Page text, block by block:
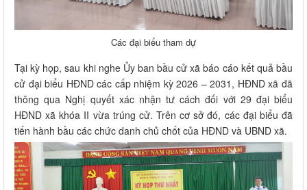
Các đại biểu tham dự
Tại kỳ họp, sau khi nghe Ủy ban bầu cử xã báo cáo kết quả bầu
cử đại biểu HĐND các cấp nhiệm kỳ 2026 – 2031, HĐND xã đã
thông qua Nghị quyết xác nhận tư cách đối với 29 đại biểu
HĐND xã khóa II vừa trúng cử. Trên cơ sở đó, các đại biểu đã
tiến hành bầu các chức danh chủ chốt của HĐND và UBND xã.